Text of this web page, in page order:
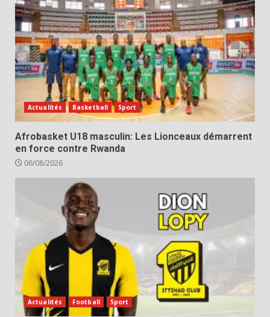
Actualités Basketball Sport
Afrobasket U18 masculin: Les Lionceaux démarrent
en force contre Rwanda
06/08/2026
Actualités Football Sport